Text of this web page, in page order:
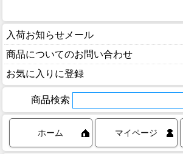
入荷お知らせメール
商品についてのお問い合わせ
お気に入りに登録
商品検索
ホーム マイページ